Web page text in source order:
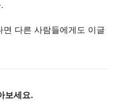
다른 사람들에게도 이글
보세요.